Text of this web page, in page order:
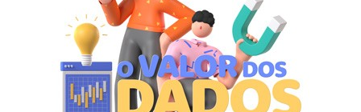
espaço Villa Atende, localizado no piso G1 do shopping.
“O SP Open é um torneio muito relevante para a cidade e
para essa região. Como estamos no evento de forma tão
profunda, nada mais justo do que proporcionar essa
experiência para alguns dos nossos clientes fiéis”,
destaca Aline Ivanov, gerente de marketing do Shopping